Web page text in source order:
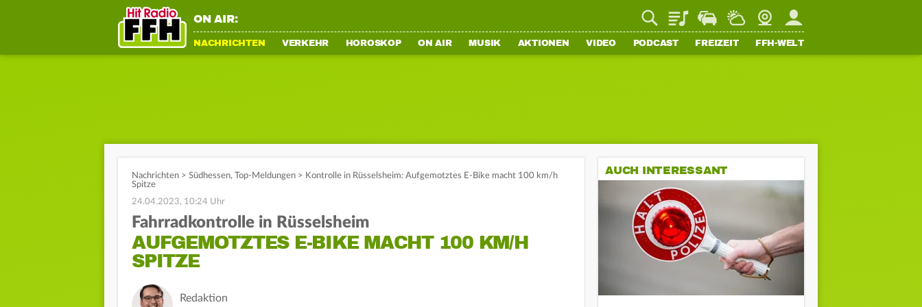
ON AIR: PlaylistStaupilotWetterWebcamMein FFH
NACHRICHTEN VERKEHR HOROSKOP ON AIR MUSIK AKTIONEN VIDEO PODCAST FREIZEIT FFH-WELT
Nachrichten > Südhessen, Top-Meldungen > Kontrolle in Rüsselsheim: Aufgemotztes E-Bike macht 100 km/h
Spitze
24.04.2023, 10:24 Uhr
Fahrradkontrolle in Rüsselsheim
AUFGEMOTZTES E-BIKE MACHT 100 KM/H
SPITZE
Redaktion
AUCH INTERESSANT